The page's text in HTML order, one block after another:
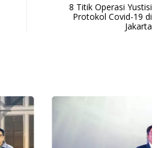
8 Titik Operasi Yustisi
Protokol Covid-19 di
Jakarta